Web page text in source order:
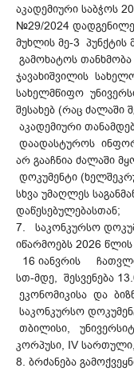
აკადემიური საბჭოს
№29/2024
მუხლის მე-3
გამოხატოს
ჯავახიშვილის
სახელმწიფო
შესახებ (რაც ძალაში
აკადემიური
დაადასტუროს
არ გააჩნია ძალაში
დოკუმენტი
სხვა უმაღლეს
დაწესებულებასთან;
7. საკონკურსო
იწარმოებს 2026
16 იანვრის
სთ-მდე, შესვენება
ეკონომიკისა და
საკონკურსო
თბილისი,
კორპუსი, IV
8. ბრძანება